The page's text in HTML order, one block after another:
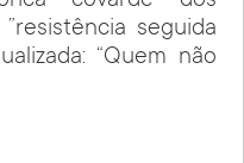
seguida
“Quem não